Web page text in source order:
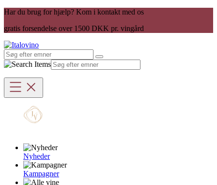
Har du brug for hjælp? Kom i kontakt med os
gratis forsendelse over 1500 DKK pr. vingård
Nyheder
Kampagner